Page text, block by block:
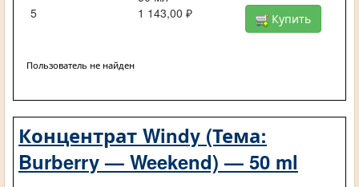
5
1 143,00 ₽ Купить
Пользователь не найден
Концентрат Windy (Тема:
Burberry — Weekend) — 50 ml